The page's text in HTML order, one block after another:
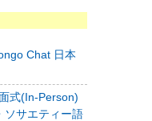
Chat 日本
式(In-Person)
ソサエティー語